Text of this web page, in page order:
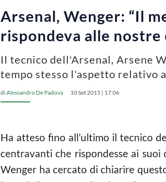
Arsenal, Wenger: “Il
rispondeva alle nostre
Il tecnico dell'Arsenal, Arsene
tempo stesso l'aspetto relativo
diAlessandro De Padova 10 Set 2015 | 17:06
Ha atteso fino all’ultimo il tecnico
centravanti che rispondesse ai
Wenger ha cercato di chiarire